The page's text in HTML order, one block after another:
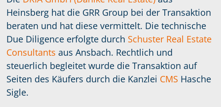
Heinsberg hat die GRR Group bei der Transaktion
beraten und hat diese vermittelt. Die technische
Due Diligence erfolgte durch Schuster Real Estate
Consultants aus Ansbach. Rechtlich und
steuerlich begleitet wurde die Transaktion auf
Seiten des Käufers durch die Kanzlei CMS Hasche
Sigle.